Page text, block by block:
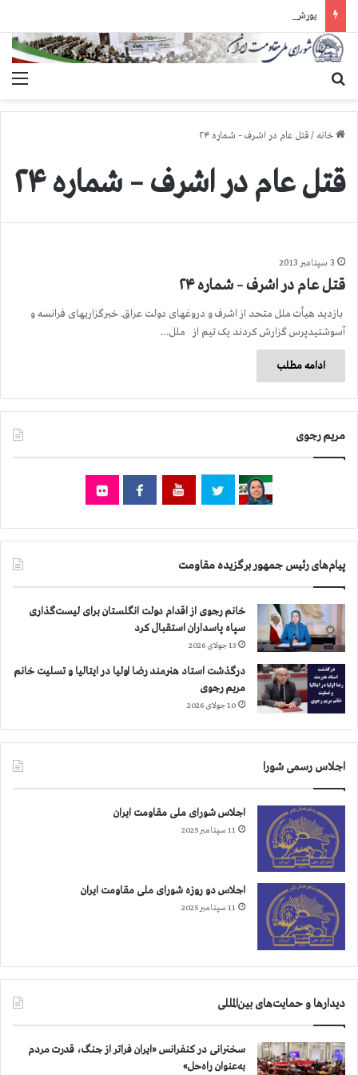
خانه /قتل عام در اشرف – شماره ۲۴
قتل عام در اشرف – شماره ۲۴
3 سپتامبر 2013
قتل عام در اشرف – شماره ۲۴
بازدید هیأت ملل متحد از اشرف و دروغهای دولت عراق. خبرگزاریهای فرانسه و
آسوشتیدپرس گزارش کردند یک تیم از ملل…
ادامه مطلب
مریم رجوی
پیام‌های رئیس جمهور برگزیده مقاومت
خانم رجوی از اقدام دولت انگلستان برای لیست‌گذاری
سپاه پاسداران استقبال کرد
13 جولای 2026
درگذشت استاد هنرمند رضا اولیا در ایتالیا و تسلیت خانم
مریم رجوی
10 جولای 2026
اجلاس رسمی شورا
اجلاس شورای ملی مقاومت ایران
11 سپتامبر 2025
اجلاس دو روزه شورای ملی مقاومت ایران
11 سپتامبر 2025
دیدارها و حمایت‌های بین‌المللی
سخنرانی در کنفرانس «ایران فراتر از جنگ، قدرت مردم
به‌عنوان راه‌حل»